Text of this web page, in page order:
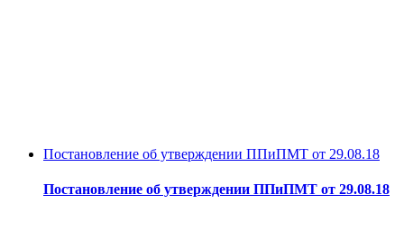
Постановление об утверждении ППиПМТ от 29.08.18
Постановление об утверждении ППиПМТ от 29.08.18